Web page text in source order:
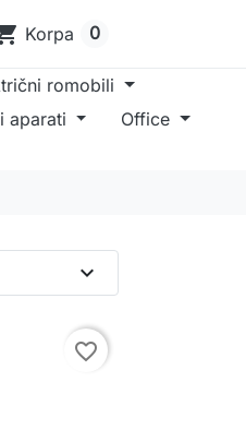
Korpa 0
romobili
aparati
Office
expand_more
favorite_border